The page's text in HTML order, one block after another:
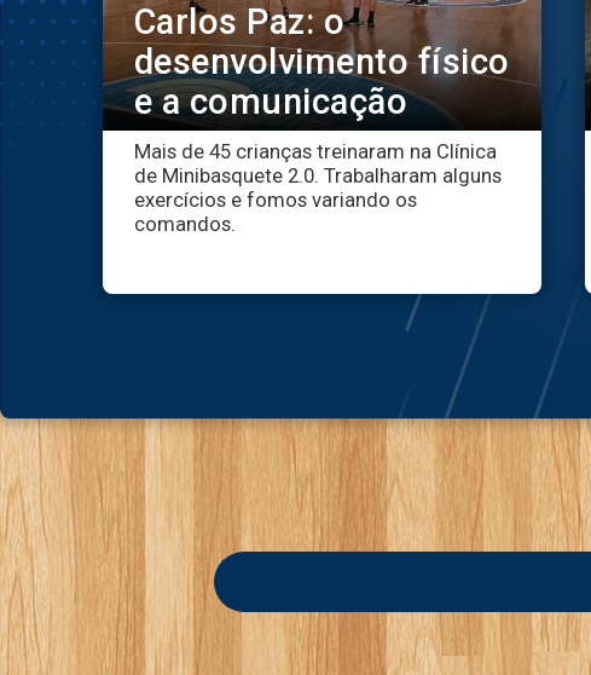
Carlos Paz: o
desenvolvimento físico
e a comunicação
Mais de 45 crianças treinaram na Clínica
de Minibasquete 2.0. Trabalharam alguns
exercícios e fomos variando os
comandos.